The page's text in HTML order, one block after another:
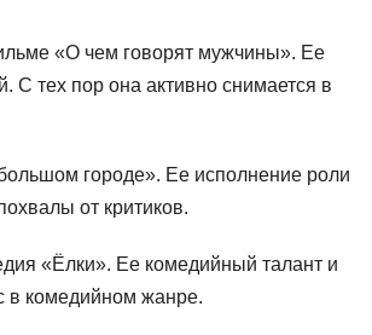
«О чем говорят мужчины». Ее
С тех пор она активно снимается в
городе». Ее исполнение роли
от критиков.
«Ёлки». Ее комедийный талант и
в комедийном жанре.